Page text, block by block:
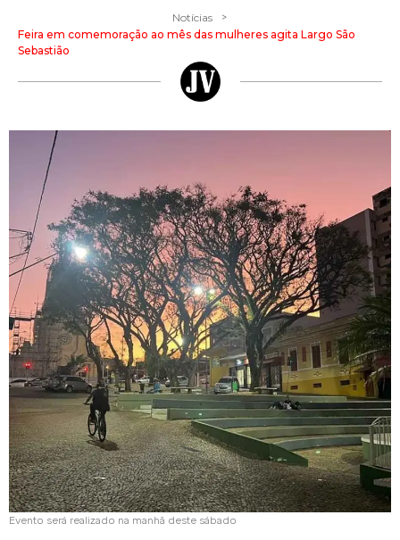
Notícias >
Feira em comemoração ao mês das mulheres agita Largo São
Sebastião
Evento será realizado na manhã deste sábado